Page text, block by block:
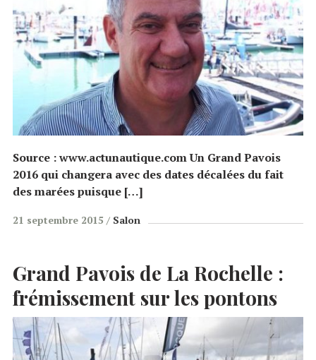
Source : www.actunautique.com Un Grand Pavois
2016 qui changera avec des dates décalées du fait
des marées puisque […]
21 septembre 2015 Salon
Grand Pavois de La Rochelle :
frémissement sur les pontons